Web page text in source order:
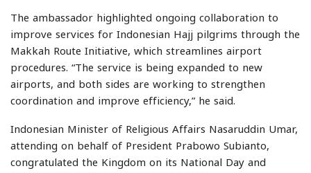
The ambassador highlighted ongoing collaboration to
improve services for Indonesian Hajj pilgrims through the
Makkah Route Initiative, which streamlines airport
procedures. “The service is being expanded to new
airports, and both sides are working to strengthen
coordination and improve efficiency,” he said.
Indonesian Minister of Religious Affairs Nasaruddin Umar,
attending on behalf of President Prabowo Subianto,
congratulated the Kingdom on its National Day and